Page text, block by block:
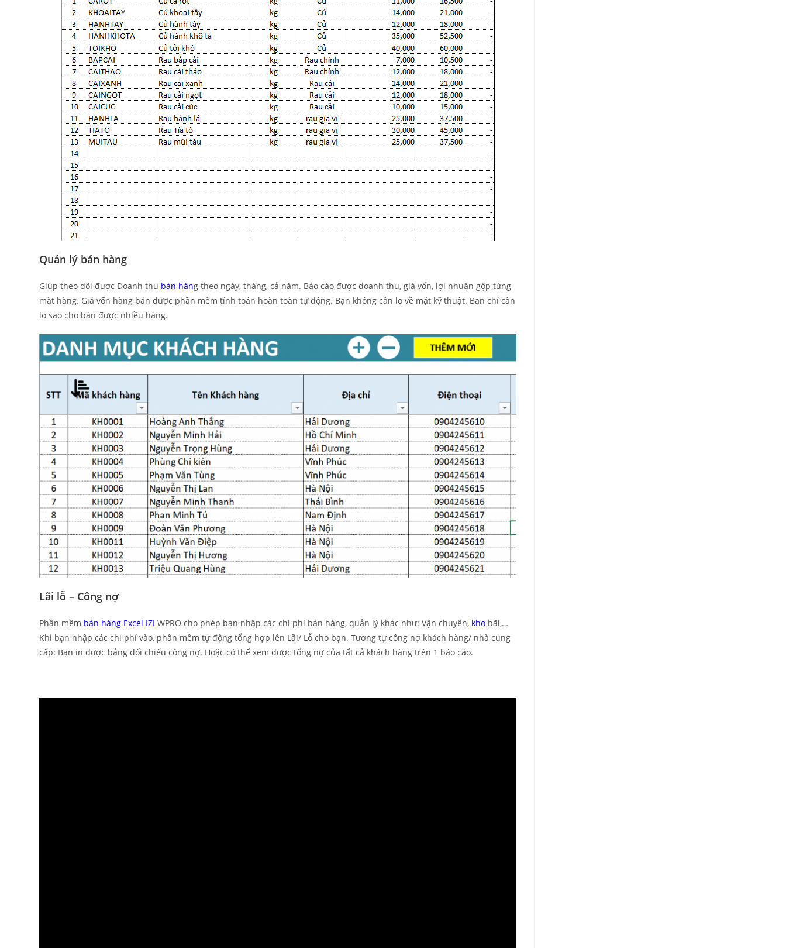
Quản lý bán hàng
Giúp theo dõi được Doanh thu bán hàng theo ngày, tháng, cả năm. Báo cáo được doanh thu, giá vốn, lợi nhuận gộp từng
mặt hàng. Giá vốn hàng bán được phần mềm tính toán hoàn toàn tự động. Bạn không cần lo về mặt kỹ thuật. Bạn chỉ cần
lo sao cho bán được nhiều hàng.
Lãi lỗ – Công nợ
Phần mềm bán hàng Excel IZI WPRO cho phép bạn nhập các chi phí bán hàng, quản lý khác như: Vận chuyển, kho bãi,…
Khi bạn nhập các chi phí vào, phần mềm tự động tổng hợp lên Lãi/ Lỗ cho bạn. Tương tự công nợ khách hàng/ nhà cung
cấp: Bạn in được bảng đối chiếu công nợ. Hoặc có thể xem được tổng nợ của tất cả khách hàng trên 1 báo cáo.